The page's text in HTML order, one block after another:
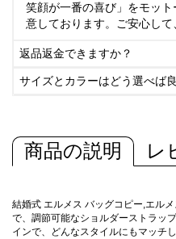
笑顔が一番の喜び」をモッ
意しております。ご安心して
返品返金できますか？
サイズとカラーはどう選べば
商品の説明 レ
結婚式 エルメス バッグコピー,エル
で、調節可能なショルダーストラッ
インで、どんなスタイルにもマッチし